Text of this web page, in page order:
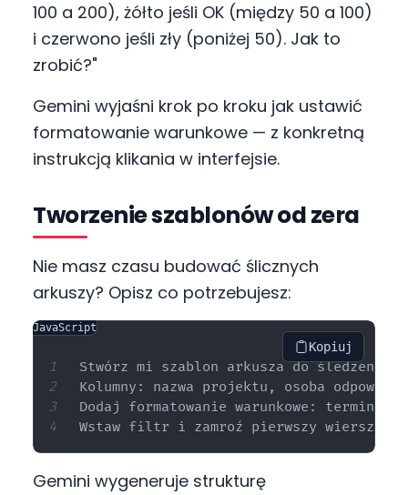
100 a 200), żółto jeśli OK (między 50 a 100)
i czerwono jeśli zły (poniżej 50). Jak to
zrobić?"
Gemini wyjaśni krok po kroku jak ustawić
formatowanie warunkowe — z konkretną
instrukcją klikania w interfejsie.
Tworzenie szablonów od zera
Nie masz czasu budować ślicznych
arkuszy? Opisz co potrzebujesz:
JavaScript
Kopiuj
Stwórz mi szablon arkusza do śledzenia
Kolumny: nazwa projektu, osoba
Dodaj formatowanie warunkowe: termin
Gemini wygeneruje strukturę